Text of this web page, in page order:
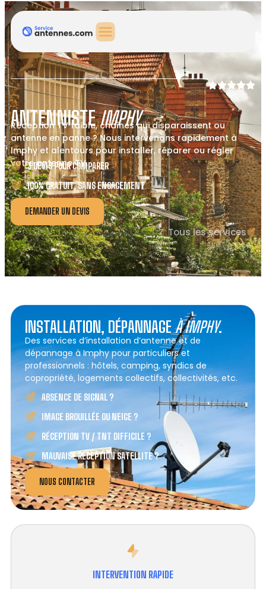
ANTENNISTEIMPHY
Réception TV faible, chaînes qui disparaissent ou
antenne en panne ? Nous intervenons rapidement à
Imphy et alentours pour installer, réparer ou régler
votre antenne TV.
3 DEVIS POUR COMPARER
100% GRATUIT, SANS ENGAGEMENT
DEMANDER UN DEVIS
Tous les services
INSTALLATION, DÉPANNAGEÀ IMPHY.
Des services d’installation d’antenne et de
dépannage à Imphy pour particuliers et
professionnels : hôtels, camping, syndics de
copropriété, logements collectifs, collectivités, etc.
ABSENCE DE SIGNAL ?
IMAGE BROUILLÉE OU NEIGE ?
RÉCEPTION TV / TNT DIFFICILE ?
MAUVAISE RÉCEPTION SATELLITE ?
NOUS CONTACTER
INTERVENTION RAPIDE